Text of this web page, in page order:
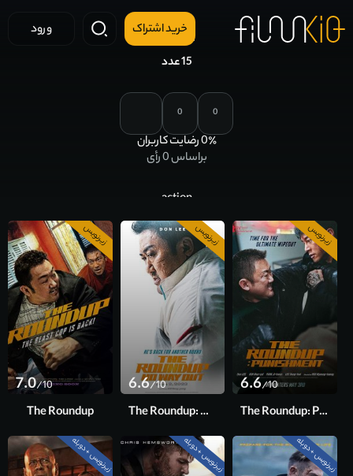
خرید اشتراک ورود action
15 عدد
0
0
0٪ رضایت کاربران
براساس0رأی
action
زیرنویس
6.6/10
The Roundup: Punishment
زیرنویس
6.6/10
The Roundup: No Way Out
زیرنویس
7.0/10
The Roundup
زیرنویس + دوبله زیرنویس + دوبله زیرنویس + دوبله